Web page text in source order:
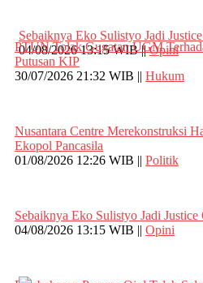
Sebaiknya Eko Sulistyo Jadi
04/08/2026 13:15 WIB ||Opini
PTUN Tolak Gugatan UGM
Putusan KIP
30/07/2026 21:32 WIB || Hukum
Nusantara Centre Merekonstruksi
Ekopol Pancasila
01/08/2026 12:26 WIB || Politik
Sebaiknya Eko Sulistyo Jadi
04/08/2026 13:15 WIB || Opini